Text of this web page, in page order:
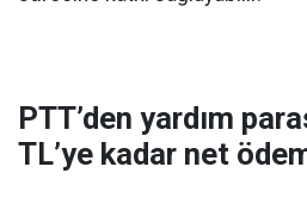
PTT’den yardım
TL’ye kadar net